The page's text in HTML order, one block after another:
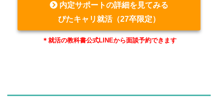
内定サポートの詳細を見てみる
ぴたキャリ就活（27卒限定）
＊就活の教科書公式LINEから面談予約できます